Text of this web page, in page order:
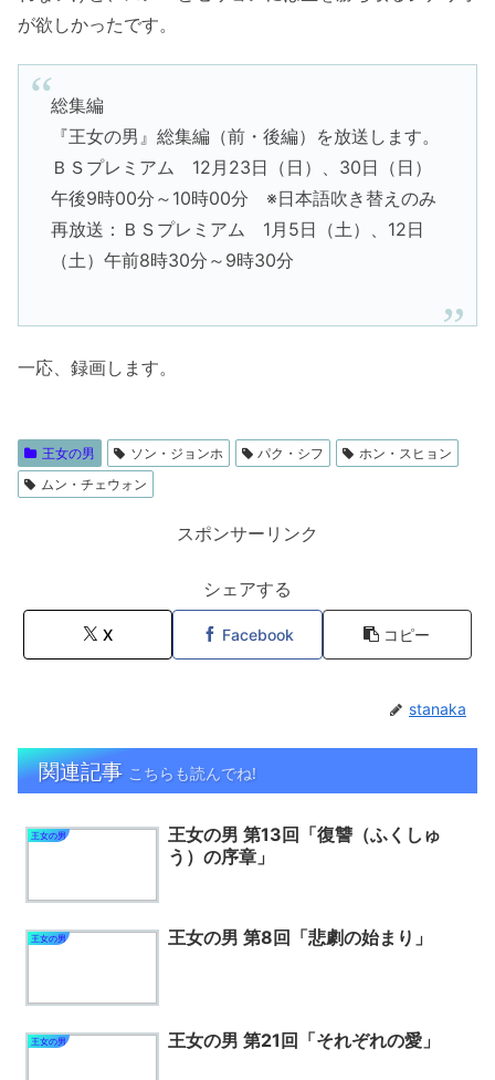
が欲しかったです。
総集編
『王女の男』総集編（前・後編）を放送します。
ＢＳプレミアム 12月23日（日）、30日（日）
午後9時00分～10時00分 ※日本語吹き替えのみ
再放送：ＢＳプレミアム 1月5日（土）、12日
（土）午前8時30分～9時30分
一応、録画します。
王女の男 ソン・ジョンホ パク・シフ
ホン・スヒョン
ムン・チェウォン
スポンサーリンク
シェアする
X Facebook コピー
stanaka
関連記事 こちらも読んでね!
王女の男
王女の男 第13回「復讐（ふくしゅ
う）の序章」
王女の男 王女の男 第8回「悲劇の始まり」
王女の男 王女の男 第21回「それぞれの愛」